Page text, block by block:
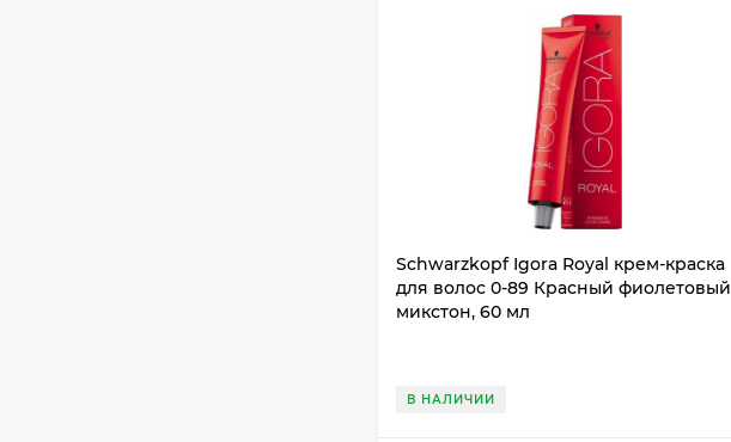
Schwarzkopf Igora Royal крем-краска
для волос 0-89 Красный фиолетовый
микстон, 60 мл
В НАЛИЧИИ